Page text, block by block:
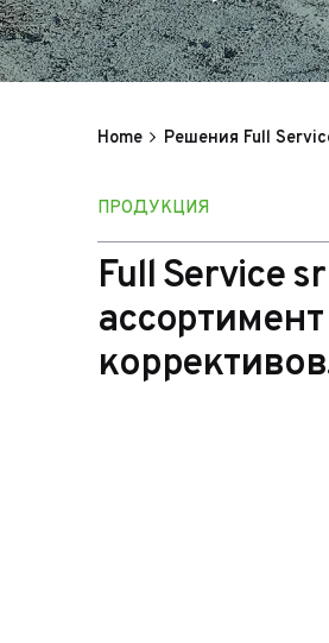
Home Решения Full
ПРОДУКЦИЯ
Full Service